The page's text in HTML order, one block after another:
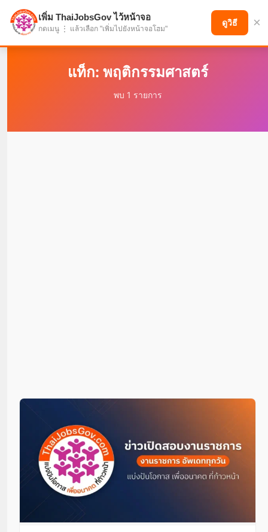
แบ่งปันโอกาส เพื่ออนาคตที่ก้าวหน้า
แท็ก: พฤติกรรมศาสตร์
พบ 1 รายการ
เพิ่ม ThaiJobsGov ไว้หน้าจอ
กดเมนู ⋮ แล้วเลือก "เพิ่มไปยังหน้าจอโฮม"
ดูวิธี ×